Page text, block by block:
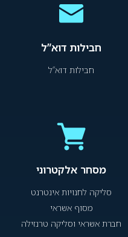
חבילות דוא”ל
חבילות דוא”ל
מסחר אלקטרוני
סליקה לחנויות אינטרנט
מסוף אשראי
חברת אשראי וסליקה טרנזילה